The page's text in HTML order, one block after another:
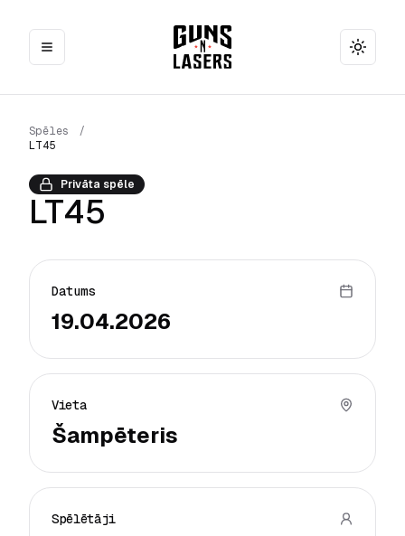
Toggle
Spēles
/
LT45
Privāta spēle
LT45
Datums
19.04.2026
Vieta
Šampēteris
Spēlētāji